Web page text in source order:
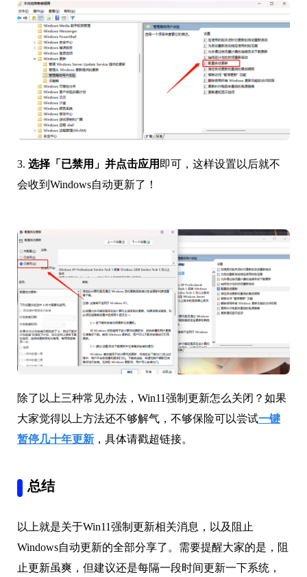
3. 选择「已禁用」并点击应用 即可，这样设置以后就不
会收到Windows自动更新了！
除了以上三种常见办法，Win11强制更新怎么关闭？如果
大家觉得以上方法还不够解气，不够保险可以尝试一键
暂停几十年更新 ，具体请戳超链接。
总结
以上就是关于Win11强制更新相关消息，以及阻止
Windows自动更新的全部分享了。需要提醒大家的是，阻
止更新虽爽，但建议还是每隔一段时间更新一下系统，